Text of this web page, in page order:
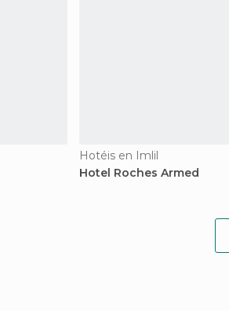
Hotéis en Imlil
Hotel Roches Armed